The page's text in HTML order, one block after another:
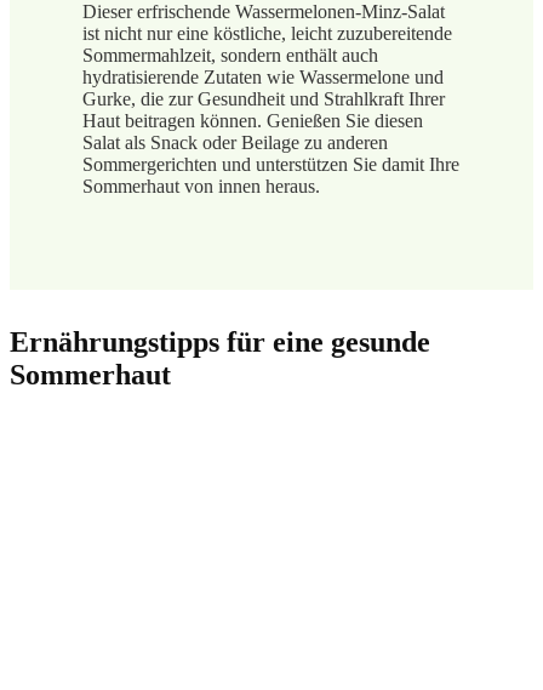
Dieser erfrischende Wassermelonen-Minz-Salat
ist nicht nur eine köstliche, leicht zuzubereitende
Sommermahlzeit, sondern enthält auch
hydratisierende Zutaten wie Wassermelone und
Gurke, die zur Gesundheit und Strahlkraft Ihrer
Haut beitragen können. Genießen Sie diesen
Salat als Snack oder Beilage zu anderen
Sommergerichten und unterstützen Sie damit Ihre
Sommerhaut von innen heraus.
Ernährungstipps für eine gesunde
Sommerhaut